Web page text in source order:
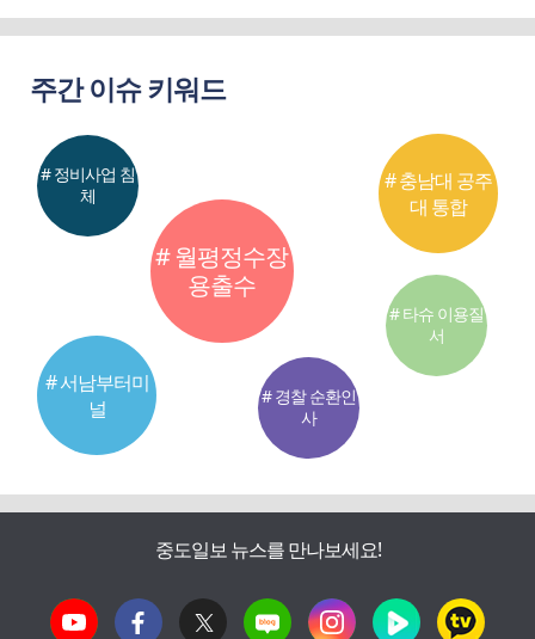
주간 이슈 키워드
# 월평정수장
용출수
# 서남부터미
널
# 충남대 공주
대 통합
# 정비사업 침
체
# 경찰 순환인
사
# 타슈 이용질
서
중도일보 뉴스를 만나보세요!